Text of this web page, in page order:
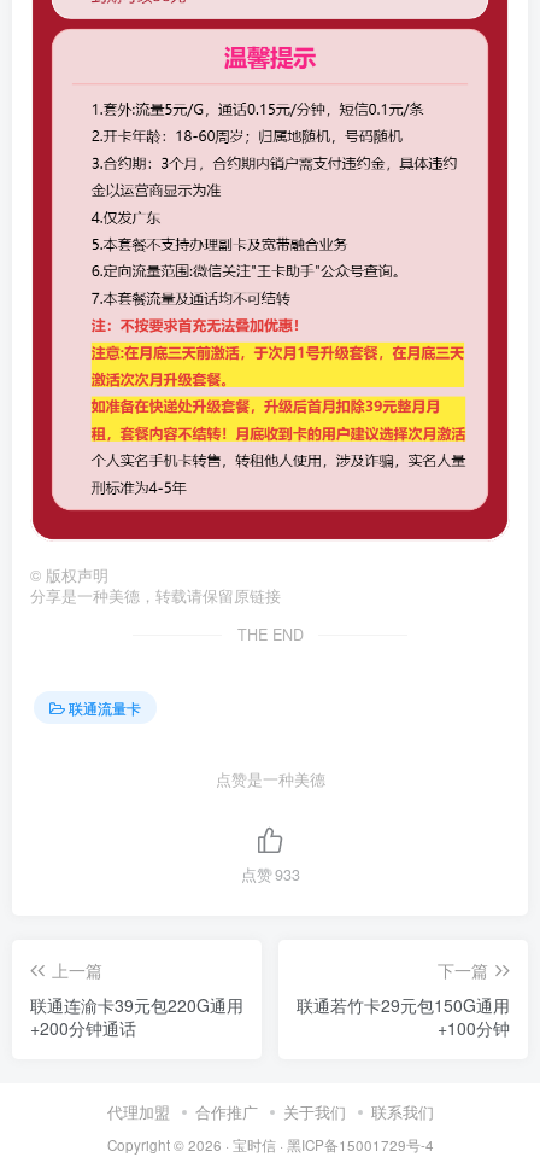
© 版权声明
分享是一种美德，转载请保留原链接
THE END
联通流量卡
点赞是一种美德
点赞933
上一篇
联通连渝卡39元包220G通用
+200分钟通话
下一篇
联通若竹卡29元包150G通用
+100分钟
代理加盟 合作推广 关于我们 联系我们
Copyright © 2026 · 宝时信· 黑ICP备15001729号-4